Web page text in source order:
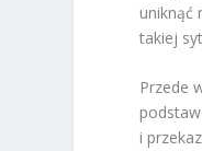
uniknąć
takiej
Przede
i